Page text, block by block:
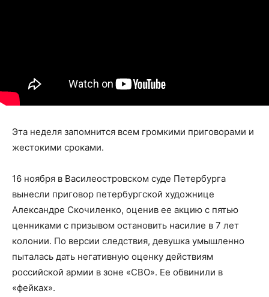
Эта неделя запомнится всем громкими приговорами и
жестокими сроками.
16 ноября в Василеостровском суде Петербурга
вынесли приговор петербургской художнице
Александре Скочиленко, оценив ее акцию с пятью
ценниками с призывом остановить насилие в 7 лет
колонии. По версии следствия, девушка умышленно
пыталась дать негативную оценку действиям
российской армии в зоне «СВО». Ее обвинили в
«фейках».